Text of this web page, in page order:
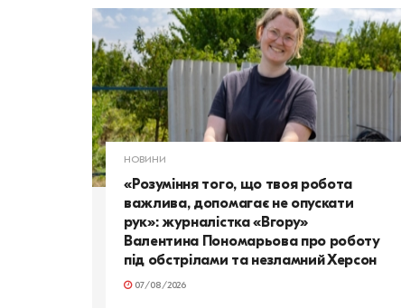
НОВИНИ
«Розуміння того, що твоя робота
важлива, допомагає не опускати
рук»: журналістка «Вгору»
Валентина Пономарьова про роботу
під обстрілами та незламний Херсон
07/08/2026